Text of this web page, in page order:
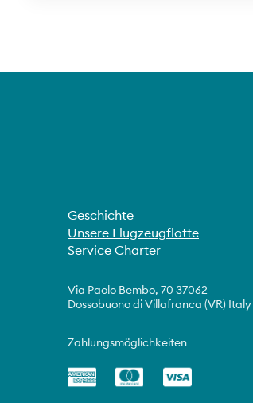
Geschichte
Unsere Flugzeugflotte
Service Charter
Via Paolo Bembo, 70 37062
Dossobuono di Villafranca (VR) Italy
Zahlungsmöglichkeiten